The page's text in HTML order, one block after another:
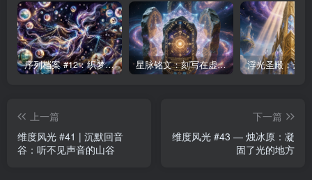
序列档案 #12：织梦者——第七序列的编织者 星脉铭文：刻写在虚空中的永恒律法
上一篇
维度风光 #41 | 沉默回音
谷：听不见声音的山谷
下一篇
维度风光 #43 — 烛冰原：凝
固了光的地方